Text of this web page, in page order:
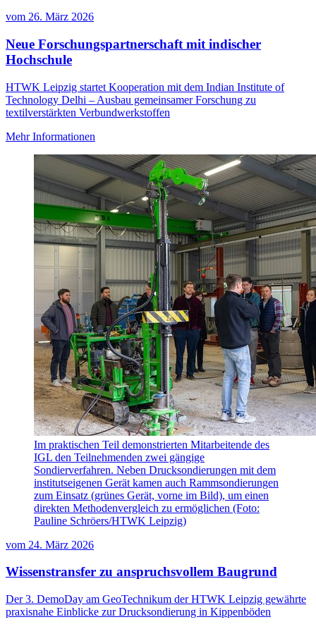
vom 26. März 2026
Neue Forschungspartnerschaft mit indischer
Hochschule
HTWK Leipzig startet Kooperation mit dem Indian Institute of
Technology Delhi – Ausbau gemeinsamer Forschung zu
textilverstärkten Verbundwerkstoffen
Mehr Informationen
Im praktischen Teil demonstrierten Mitarbeitende des
IGL den Teilnehmenden zwei gängige
Sondierverfahren. Neben Drucksondierungen mit dem
institutseigenen Gerät kamen auch Rammsondierungen
zum Einsatz (grünes Gerät, vorne im Bild), um einen
direkten Methodenvergleich zu ermöglichen (Foto:
Pauline Schröers/HTWK Leipzig)
vom 24. März 2026
Wissenstransfer zu anspruchsvollem Baugrund
Der 3. DemoDay am GeoTechnikum der HTWK Leipzig gewährte
praxisnahe Einblicke zur Drucksondierung in Kippenböden